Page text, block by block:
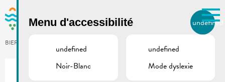
Skip to main content
BIERGER.REMICH.LU
Utilisez la recherche pour
Menu d'accessibilité undefined
undefined
Noir-Blanc
undefined
Mode dyslexie